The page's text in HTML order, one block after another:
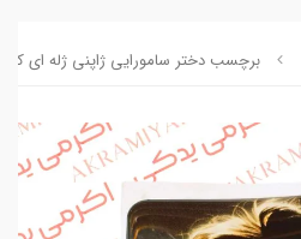
برچسب دختر سامورایی ژاپنی ژله ای کد 5504824